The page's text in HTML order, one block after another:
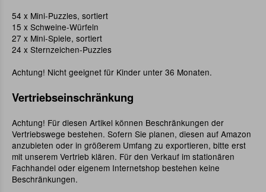
54 x Mini-Puzzles, sortiert
15 x Schweine-Würfeln
27 x Mini-Spiele, sortiert
24 x Sternzeichen-Puzzles
Achtung! Nicht geeignet für Kinder unter 36 Monaten.
Vertriebseinschränkung
Achtung! Für diesen Artikel können Beschränkungen der
Vertriebswege bestehen. Sofern Sie planen, diesen auf Amazon
anzubieten oder in größerem Umfang zu exportieren, bitte erst
mit unserem Vertrieb klären. Für den Verkauf im stationären
Fachhandel oder eigenem Internetshop bestehen keine
Beschränkungen.